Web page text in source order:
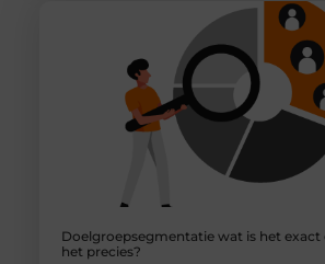
Doelgroepsegmentatie wat is het exact
het precies?